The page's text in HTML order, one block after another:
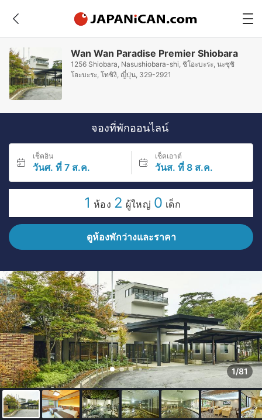
Wan Wan Paradise Premier Shiobara
1256 Shiobara, Nasushiobara-shi, ชิโอะบะระ, นะซุชิ
โอะบะระ, โทชิงิ, ญี่ปุ่น, 329-2921
จองที่พักออนไลน์
เช็คอิน
วันศ. ที่ 7 ส.ค.
เช็คเอาต์
วันส. ที่ 8 ส.ค.
1 ห้อง 2 ผู้ใหญ่ 0 เด็ก
ดูห้องพักว่างและราคา
1/81